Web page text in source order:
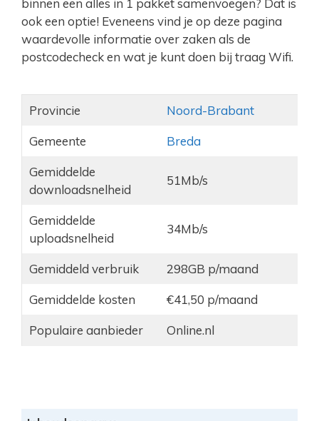
binnen een alles in 1 pakket samenvoegen? Dat is
ook een optie! Eveneens vind je op deze pagina
waardevolle informatie over zaken als de
postcodecheck en wat je kunt doen bij traag Wifi.
Provincie Noord-Brabant
Gemeente Breda
Gemiddelde
downloadsnelheid
51Mb/s
Gemiddelde
uploadsnelheid
34Mb/s
Gemiddeld verbruik 298GB p/maand
Gemiddelde kosten €41,50 p/maand
Populaire aanbieder Online.nl